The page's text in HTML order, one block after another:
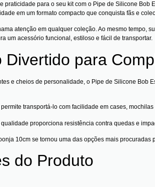
praticidade para o seu kit com o Pipe de Silicone
em um formato compacto que conquista fãs e
atenção em qualquer coleção. Ao mesmo tempo,
um acessório funcional, estiloso e fácil de transportar.
Divertido para
e cheios de personalidade, o Pipe de Silicone
transportá-lo com facilidade em cases,
proporciona resistência contra quedas e
10cm se tornou uma das opções mais
do Produto